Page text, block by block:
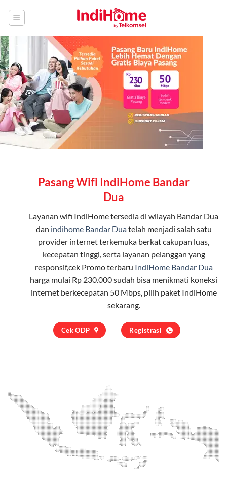
Pasang Wifi IndiHome Bandar
Dua
Layanan wifi IndiHometersedia di wilayah Bandar Dua
dan indihome Bandar Duatelah menjadi salah satu
provider internet terkemuka berkat cakupan luas,
kecepatan tinggi, serta layanan pelanggan yang
responsif,cek Promo terbaru IndiHome Bandar Dua
harga mulai Rp 230.000 sudah bisa menikmati koneksi
internet berkecepatan 50 Mbps, pilih paket IndiHome
sekarang.
Cek ODP Registrasi